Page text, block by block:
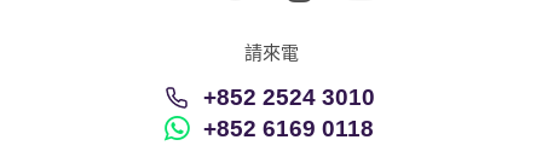
請來電
+852 2524 3010
+852 6169 0118